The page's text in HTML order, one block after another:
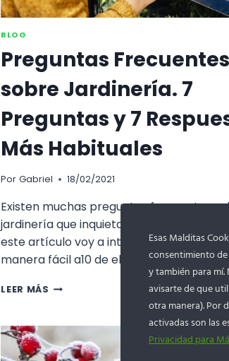
BLOG
Preguntas Frecuentes
sobre Jardinería. 7
Preguntas y 7
Más Habituales
Por Gabriel 18/02/2021
Existen muchas preguntas frecuentes
jardinería que inquietan a los nuevos
este artículo voy a intentar
manera fácil a10 de ellas
LEER MÁS PREGUNTAS
JARDINERÍA.
7
PREGUNTAS
Esas Malditas
consentimiento
y también para mí.
avisarte de que
otra manera). Por
activadas son las
Privacidad para